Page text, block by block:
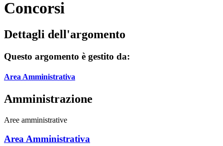
Concorsi
Dettagli dell'argomento
Questo argomento è gestito da:
Area Amministrativa
Amministrazione
Aree amministrative
Area Amministrativa